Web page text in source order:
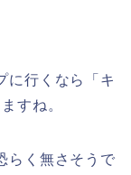
に行くなら「キ
すね。
らく無さそうで